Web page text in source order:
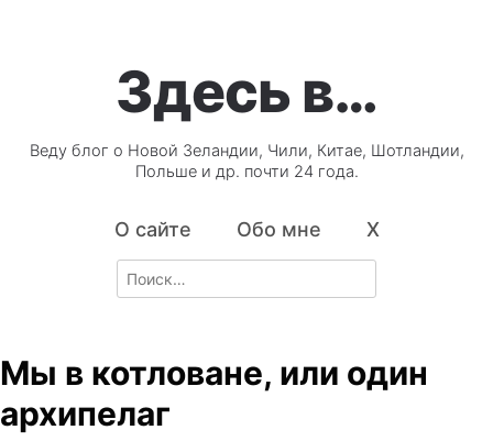
Здесь в…
Веду блог о Новой Зеландии, Чили, Китае, Шотландии,
Польше и др. почти 24 года.
О сайте Обо мне X
Search
for:
Мы в котловане, или один
архипелаг